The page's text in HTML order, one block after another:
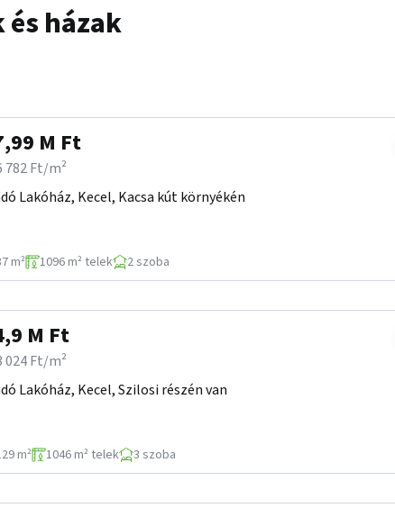
és házak
M Ft
782 Ft/m²
Lakóház, Kecel, Kacsa kút környékén
m² 1096 m² telek 2 szoba
M Ft
024 Ft/m²
Lakóház, Kecel, Szilosi részén van
m² 1046 m² telek 3 szoba